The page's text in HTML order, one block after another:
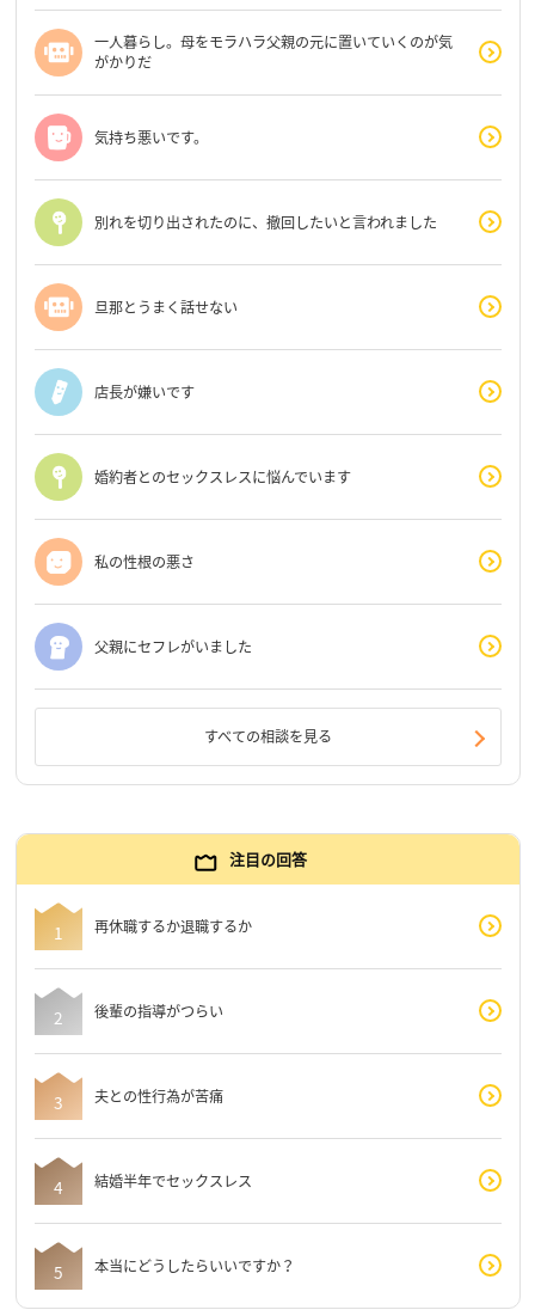
一人暮らし。母をモラハラ父親の元に置いていくのが気
がかりだ
気持ち悪いです。
別れを切り出されたのに、撤回したいと言われました
旦那とうまく話せない
店長が嫌いです
婚約者とのセックスレスに悩んでいます
私の性根の悪さ
父親にセフレがいました
すべての相談を見る
注目の回答
再休職するか退職するか
後輩の指導がつらい
夫との性行為が苦痛
結婚半年でセックスレス
本当にどうしたらいいですか？